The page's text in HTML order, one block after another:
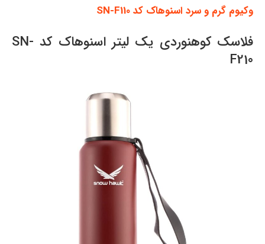
وکیوم گرم و سرد اسنوهاک کد SN-F110
فلاسک کوهنوردی یک لیتر اسنوهاک کد SN-
F210